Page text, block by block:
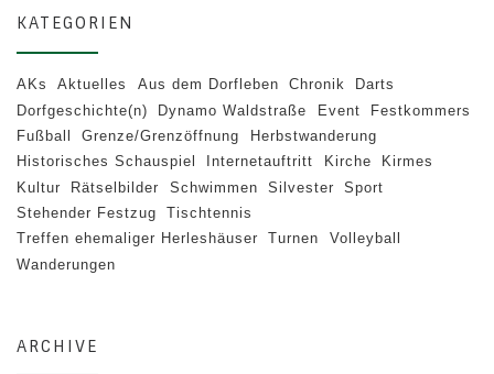
KATEGORIEN
AKs Aktuelles Aus dem Dorfleben Chronik
Darts
Dorfgeschichte(n)
Dynamo Waldstraße Event
Festkommers
Fußball
Grenze/Grenzöffnung
Herbstwanderung
Historisches Schauspiel
Internetauftritt Kirche
Kirmes
Kultur
Rätselbilder Schwimmen Silvester
Sport
Stehender Festzug
Tischtennis
Treffen ehemaliger Herleshäuser
Turnen
Volleyball
Wanderungen
ARCHIVE